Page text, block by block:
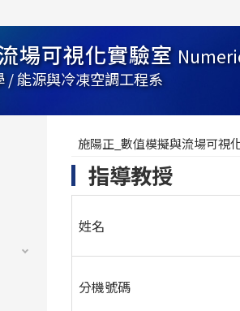
場可視化實驗室
/ 能源與冷凍空調工程系
施陽正_數值模擬與流場可視
指導教授
姓名
分機號碼